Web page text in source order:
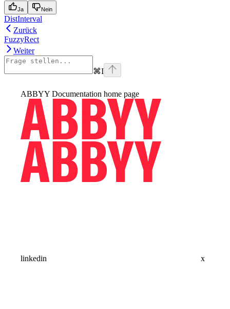
Ja Nein
DistInterval
Zurück
FuzzyRect
Weiter
⌘I
ABBYY Documentation home page
linkedin x